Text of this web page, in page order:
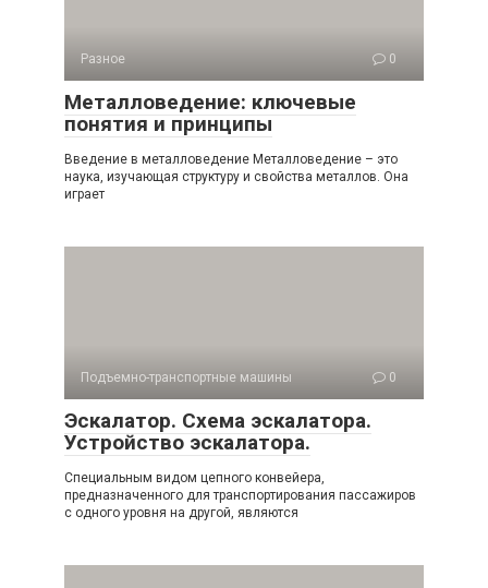
Разное 0
Металловедение: ключевые
понятия и принципы
Введение в металловедение Металловедение – это
наука, изучающая структуру и свойства металлов. Она
играет
Подъемно-транспортные машины 0
Эскалатор. Схема эскалатора.
Устройство эскалатора.
Специальным видом цепного конвейера,
предназначенного для транспортирования пассажиров
с одного уровня на другой, являются